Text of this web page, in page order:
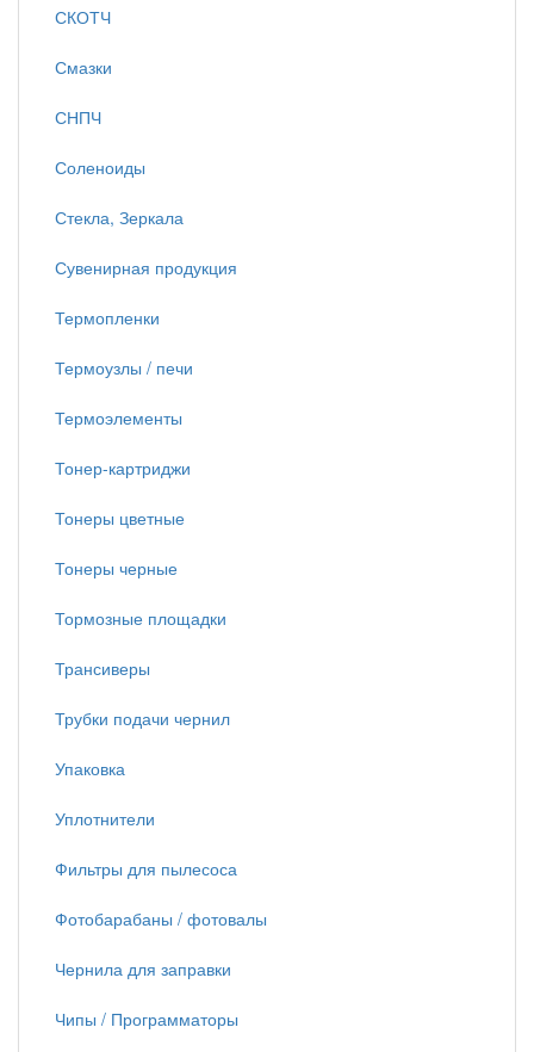
СКОТЧ
Смазки
СНПЧ
Соленоиды
Стекла, Зеркала
Сувенирная продукция
Термопленки
Термоузлы / печи
Термоэлементы
Тонер-картриджи
Тонеры цветные
Тонеры черные
Тормозные площадки
Трансиверы
Трубки подачи чернил
Упаковка
Уплотнители
Фильтры для пылесоса
Фотобарабаны / фотовалы
Чернила для заправки
Чипы / Программаторы